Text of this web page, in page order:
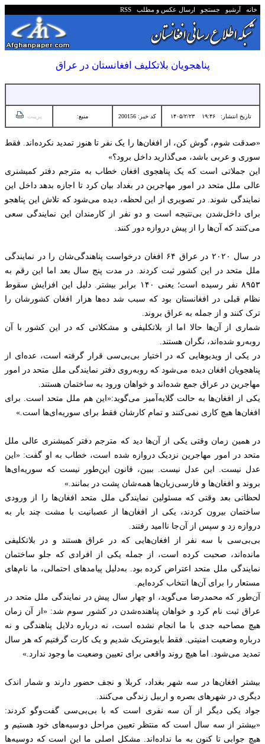
خانه آرشیو جستجو ارسال عکس و مطلب RSS
پناهجویان بلاتکلیف افغانستان در عراق
تاریخ انتشار:۱۹:۴۶ ۱۴۰۵/۲/۲۳ کد خبر: 200156 منبع: پرینت
«صدقت شوم، گوش کن، از افغان‌ها را یک نفر تا هنوز تمدید نکرده‌اند. فقط
سوری و عربی باشد، می‌گذارید داخل برود؟»
این جملاتی است که یک پناهجوی افغان خطاب به مترجم دفتر کمیشنری
عالی ملل متحد در امور مهاجرین در بغداد بیان کرد تا اجازه بدهد داخل این
نمایندگی شوند. در تصویری از این لحظه، دیده می‌شود که تلاش این پناهجو
برای داخل‌شدن بی‌نتیجه است و دو نفر از کارمندان این نمایندگی سعی
می‌کنند که آن‌ها را از پیش دروازه دور کنند.
در سال ۲۰۲۰ در عراق ۶۴ افغان درخواست پناهندگی‌شان را در نمایندگی
ملل متحد در این کشور ثبت کردند. در مدت پنج سال بعد اما این رقم به
۸۹۵۳ نفر رسیده است؛ یعنی ۱۴۰ برابر بیشتر. دلیل این افزایش سقوط
نظام قبلی در افغانستان بود که سبب شد ده‌ها هزار افغان کشورشان را
ترک کنند و از جمله به عراق بروند.
شماری از آن‌ها حالا اما از بلاتکلیفی و مشکلاتی که در این کشور با آن
روبه‌رو شده‌اند، نگران هستند.
در یکی از ویدیوهایی که در اختیار بی‌بی‌سی قرار گرفته است، عده‌ای از
پناهجویان افغان دیده می‌شود که روبه‌روی دفتر نمایندگی ملل متحد در امور
مهاجرین در عراق جمع شده‌اند و خواهان ورود به ساختمان هستند.
یکی از افغان‌ها به حالت گلایه‌آمیز می‌گوید:«این هم ملل متحد است. برای
افغان‌ها هیچ کاری نمی‌کنند و تمام کارشان فقط برای سوریه‌ای‌ها است.»
در همین زمان وقتی یکی از آن‌ها دید که مترجم دفتر کمیشنری عالی ملل
متحد در امور مهاجرین نزدیک دروازه شده است، خطاب به او گفت: «این
عدل نیست. این عدل نیست. ببین، قانون این‌طور نیست که سوریه‌ای‌ها
بروند و افغان‌ها و فارسی‌زبان‌ها همه‌شان پشت در بمانند.»
لحظاتی بعد وقتی که مسئولین نمایندگی ملل متحد افغان‌ها را از ورودی
ساختمان بیرون کردند، یکی از افغان‌ها از عصبانیت با مشت چند بار به
دروازه زد و سپس از آن‌جا ناامید رفتند.
بی‌بی‌سی با سه نفر از افغان‌هایی که در عراق هستند و در بلاتکلیفی
مانده‌اند، صحبت کرده است، از جمله یکی از افرادی که جلو ساختمان
نمایندگی ملل متحد اعتراض کرده بود. به‌دلیل پیامدهای احتمالی، ما نام‌های
مستعار را برای آن‌ها انتخاب کرده‌ایم.
آن‌طور که محمدرضا می‌گوید، او چهار سال پیش در نمایندگی ملل متحد در
عراق ثبت نام کرد و خواهان پناهنده‌شدن در کشور سوم شد: «از آن زمان
هیچ مصاحبه جدی با ما انجام نشده است، نه درباره دلایل پناهندگی و نه
درباره وضعیت امنیتی. فقط بایومتریک شدیم و یک کارت گرفتیم که هر سال
تمدید می‌شود. اما هیچ روند واقعی برای تعیین وضعیت ما وجود ندارد.»
بیشتر افغان‌ها در سه شهر بغداد، کربلا و نجف حضور دارند و شمار اندک
دیگری در شهرهای بصره و اربیل زندگی می‌کنند.
جواد یکی دیگر از آن سه نفری است که با بی‌بی‌سی گفت‌وگو کردند:
«بیشتر از سه سال است که منتظر تعیین مراحل دوسیه‌های خود هستیم و
هیچ جوابی تا کنون به ما نداده‌اند. مشکل اصلی ما این است که دوسیه‌ها